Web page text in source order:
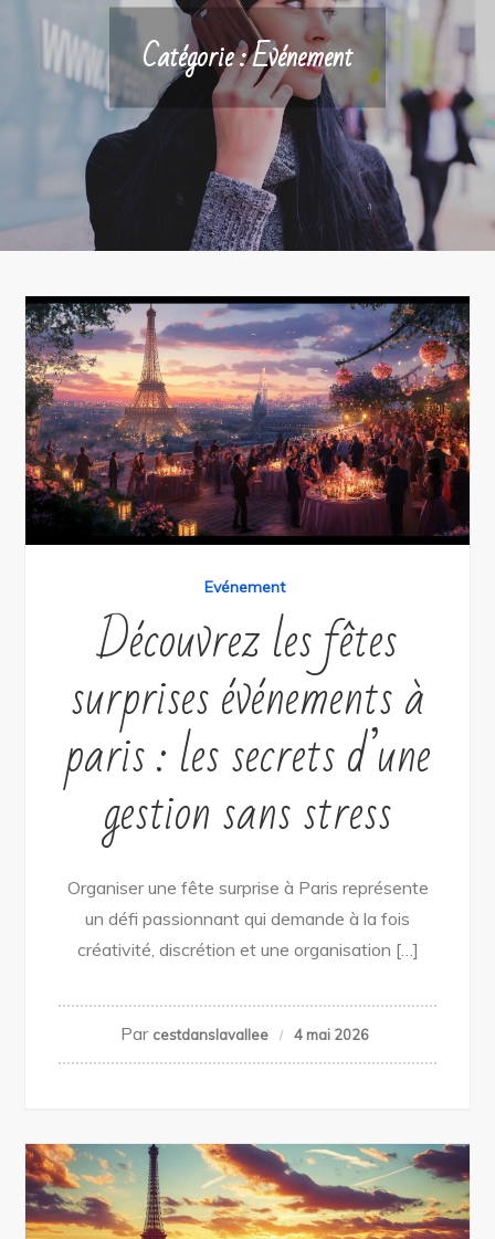
Catégorie :Evénement
Evénement
Découvrez les fêtes
surprises événements à
paris : les secrets d’une
gestion sans stress
Organiser une fête surprise à Paris représente
un défi passionnant qui demande à la fois
créativité, discrétion et une organisation […]
Par cestdanslavallee 4 mai 2026